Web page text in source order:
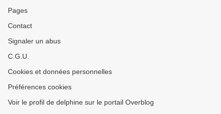
Pages
Contact
Signaler un abus
C.G.U.
Cookies et données personnelles
Préférences cookies
Voir le profil de delphine sur le portail Overblog